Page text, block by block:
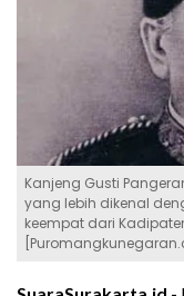
Kanjeng Gusti
yang lebih dikenal
keempat dari